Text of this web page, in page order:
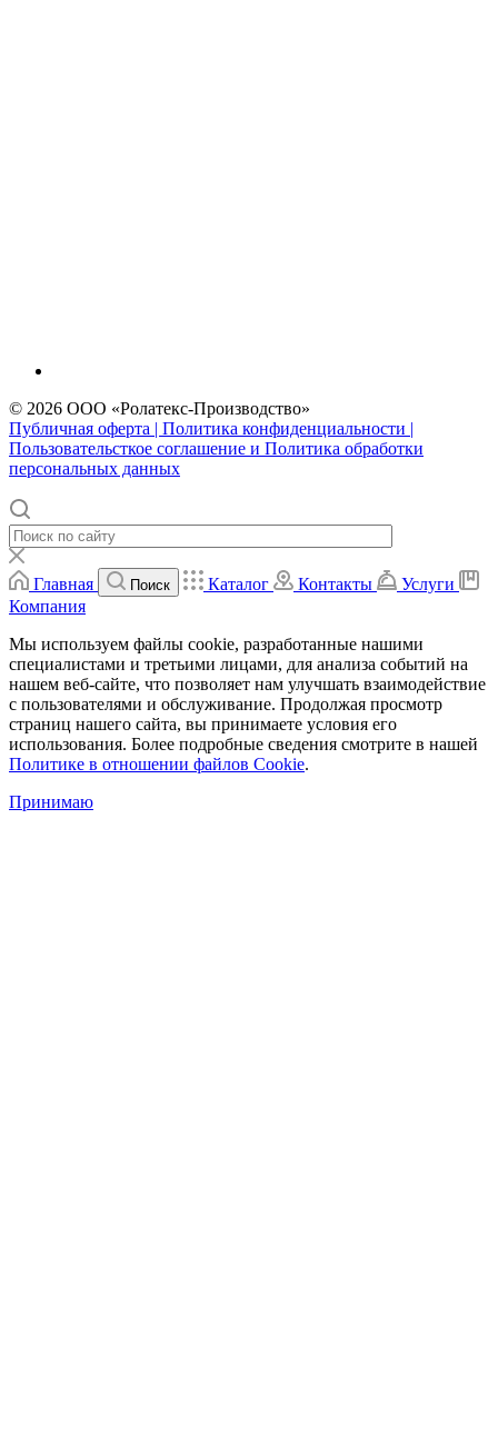
© 2026 ООО «Ролатекс-Производство»
Публичная оферта | Политика конфиденциальности |
Пользовательсткое соглашение и Политика обработки
персональных данных
Главная Поиск Каталог Контакты
Услуги
Компания
Мы используем файлы cookie, разработанные нашими
специалистами и третьими лицами, для анализа событий на
нашем веб-сайте, что позволяет нам улучшать взаимодействие
с пользователями и обслуживание. Продолжая просмотр
страниц нашего сайта, вы принимаете условия его
использования. Более подробные сведения смотрите в нашей
Политике в отношении файлов Cookie.
Принимаю